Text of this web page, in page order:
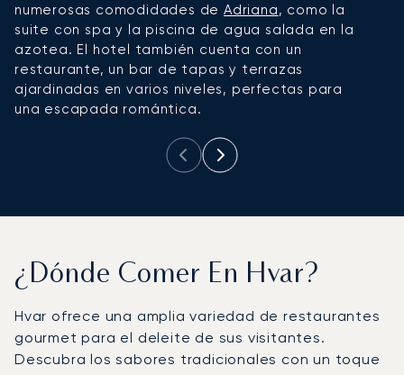
numerosas comodidades deAdriana, como la
suite con spa y la piscina de agua salada en la
azotea. El hotel también cuenta con un
restaurante, un bar de tapas y terrazas
ajardinadas en varios niveles, perfectas para
una escapada romántica.
¿Dónde Comer En Hvar?
Hvar ofrece una amplia variedad de restaurantes
gourmet para el deleite de sus visitantes.
Descubra los sabores tradicionales con un toque